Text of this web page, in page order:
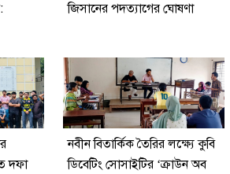
জিসানের পদত্যাগের ঘোষণা
দফা
নবীন বিতার্কিক তৈরির লক্ষ্যে কুবি
ডিবেটিং সোসাইটির ‘ক্রাউন অব